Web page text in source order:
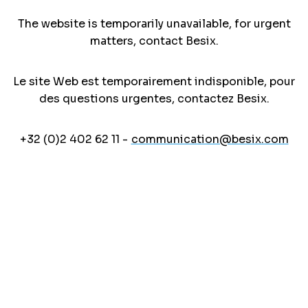
The website is temporarily unavailable, for urgent
matters, contact Besix.
Le site Web est temporairement indisponible, pour
des questions urgentes, contactez Besix.
+32 (0)2 402 62 11 - communication@besix.com